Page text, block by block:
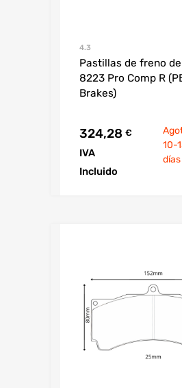
4.3
Pastillas de freno
8223 Pro Comp R
Brakes)
324,28 €
IVA
Incluido
10-
días